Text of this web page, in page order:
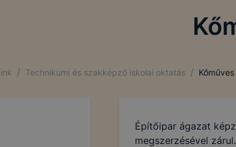
/ Technikumi és szakképző iskolai oktatás / Kőműves
Építőipar ágazat
megszerzésével